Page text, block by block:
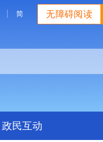
无障碍阅读
简
政民互动